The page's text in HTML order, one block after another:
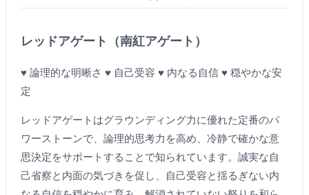
レッドアゲート（南紅アゲート）
♥ 論理的な明晰さ ♥ 自己受容 ♥ 内なる自信 ♥ 穏やかな安
定
レッドアゲートはグラウンディング力に優れた定番のパ
ワーストーンで、論理的思考力を高め、冷静で確かな意
思決定をサポートすることで知られています。誠実な自
己省察と内面の気づきを促し、自己受容と揺るぎない内